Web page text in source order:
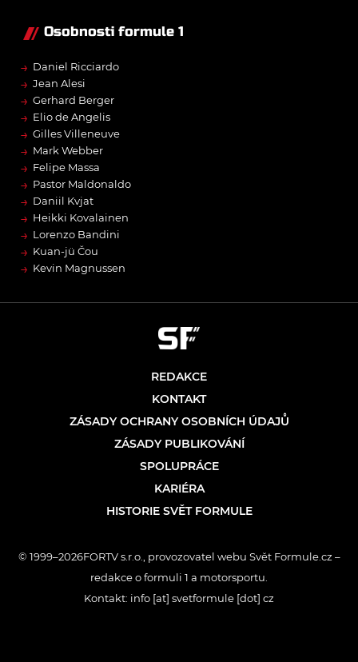
Osobnosti formule 1
→ Daniel Ricciardo
→ Jean Alesi
→ Gerhard Berger
→ Elio de Angelis
→ Gilles Villeneuve
→ Mark Webber
→ Felipe Massa
→ Pastor Maldonaldo
→ Daniil Kvjat
→ Heikki Kovalainen
→ Lorenzo Bandini
→ Kuan-jü Čou
→ Kevin Magnussen
REDAKCE
KONTAKT
ZÁSADY OCHRANY OSOBNÍCH ÚDAJŮ
ZÁSADY PUBLIKOVÁNÍ
SPOLUPRÁCE
KARIÉRA
HISTORIE SVĚT FORMULE
© 1999–2026FORTV s.r.o., provozovatel webu Svět Formule.cz –
redakce o formuli 1 a motorsportu.
Kontakt: info [at] svetformule [dot] cz